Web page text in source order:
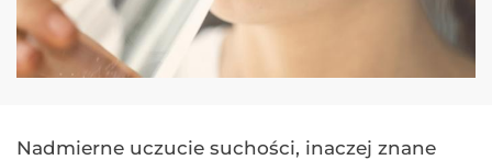
Nadmierne uczucie suchości, inaczej znane